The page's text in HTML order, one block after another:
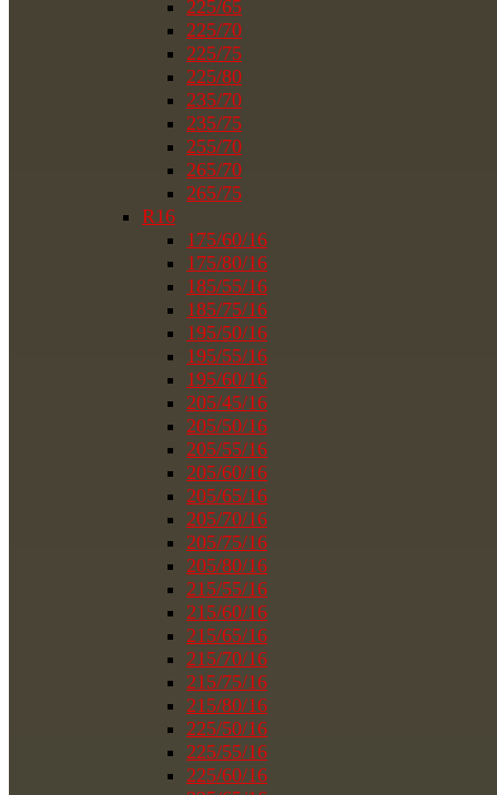
225/65
225/70
225/75
225/80
235/70
235/75
255/70
265/70
265/75
R16
175/60/16
175/80/16
185/55/16
185/75/16
195/50/16
195/55/16
195/60/16
205/45/16
205/50/16
205/55/16
205/60/16
205/65/16
205/70/16
205/75/16
205/80/16
215/55/16
215/60/16
215/65/16
215/70/16
215/75/16
215/80/16
225/50/16
225/55/16
225/60/16